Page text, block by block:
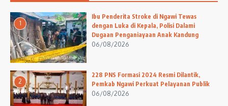
1
Ibu Penderita Stroke di Ngawi Tewas
dengan Luka di Kepala, Polisi Dalami
Dugaan Penganiayaan Anak Kandung
06/08/2026
2
228 PNS Formasi 2024 Resmi Dilantik,
Pemkab Ngawi Perkuat Pelayanan Publik
06/08/2026